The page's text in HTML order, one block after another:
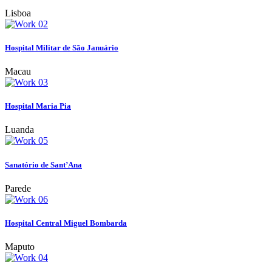
Lisboa
Hospital Militar de São Januário
Macau
Hospital Maria Pia
Luanda
Sanatório de Sant’Ana
Parede
Hospital Central Miguel Bombarda
Maputo